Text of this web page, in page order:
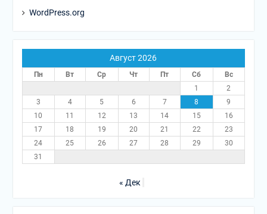
WordPress.org
Август 2026
Пн Вт Ср Чт Пт Сб
Вс
1
2
3
4 5 6 7 8
9
10
11 12 13 14 15
16
17
18 19 20 21 22
23
24
25 26 27 28 29
30
31
« Дек